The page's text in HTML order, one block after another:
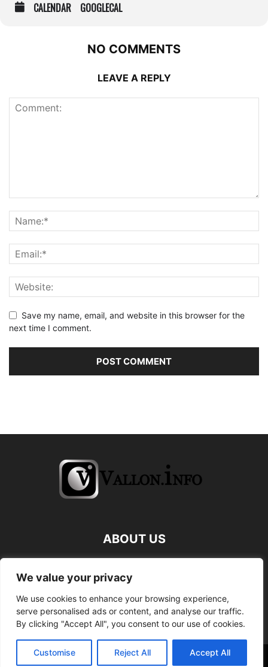
We value your privacy
We use cookies to enhance your browsing experience,
serve personalised ads or content, and analyse our traffic.
By clicking "Accept All", you consent to our use of cookies.
Customise Reject All Accept All
CALENDAR GOOGLECAL
NO COMMENTS
LEAVE A REPLY
Save my name, email, and website in this browser for the
next time I comment.
ABOUT US
FOLLOW US